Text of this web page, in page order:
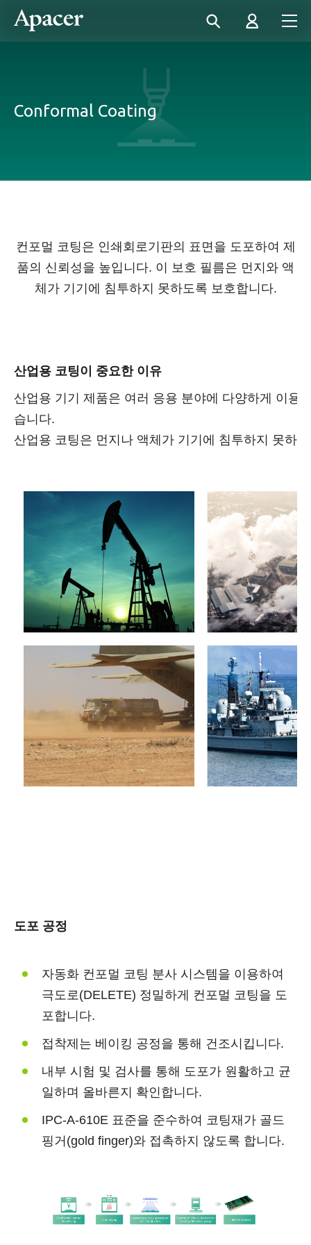
Conformal Coating
컨포멀 코팅은 인쇄회로기판의 표면을 도포하여 제
품의 신뢰성을 높입니다. 이 보호 필름은 먼지와 액
체가 기기에 침투하지 못하도록 보호합니다.
산업용 코팅이 중요한 이유
산업용 기기 제품은 여러 응용 분야에 다양하게 이용
습니다.
산업용 코팅은 먼지나 액체가 기기에 침투하지 못하
도포 공정
자동화 컨포멀 코팅 분사 시스템을 이용하여
극도로(DELETE) 정밀하게 컨포멀 코팅을 도
포합니다.
접착제는 베이킹 공정을 통해 건조시킵니다.
내부 시험 및 검사를 통해 도포가 원활하고 균
일하며 올바른지 확인합니다.
IPC-A-610E 표준을 준수하여 코팅재가 골드
핑거(gold finger)와 접촉하지 않도록 합니다.